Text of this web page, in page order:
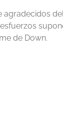
agradecidos
de Down.